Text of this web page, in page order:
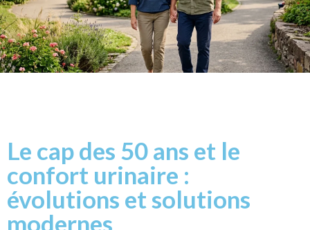
Le cap des 50 ans et le
confort urinaire :
évolutions et solutions
modernes